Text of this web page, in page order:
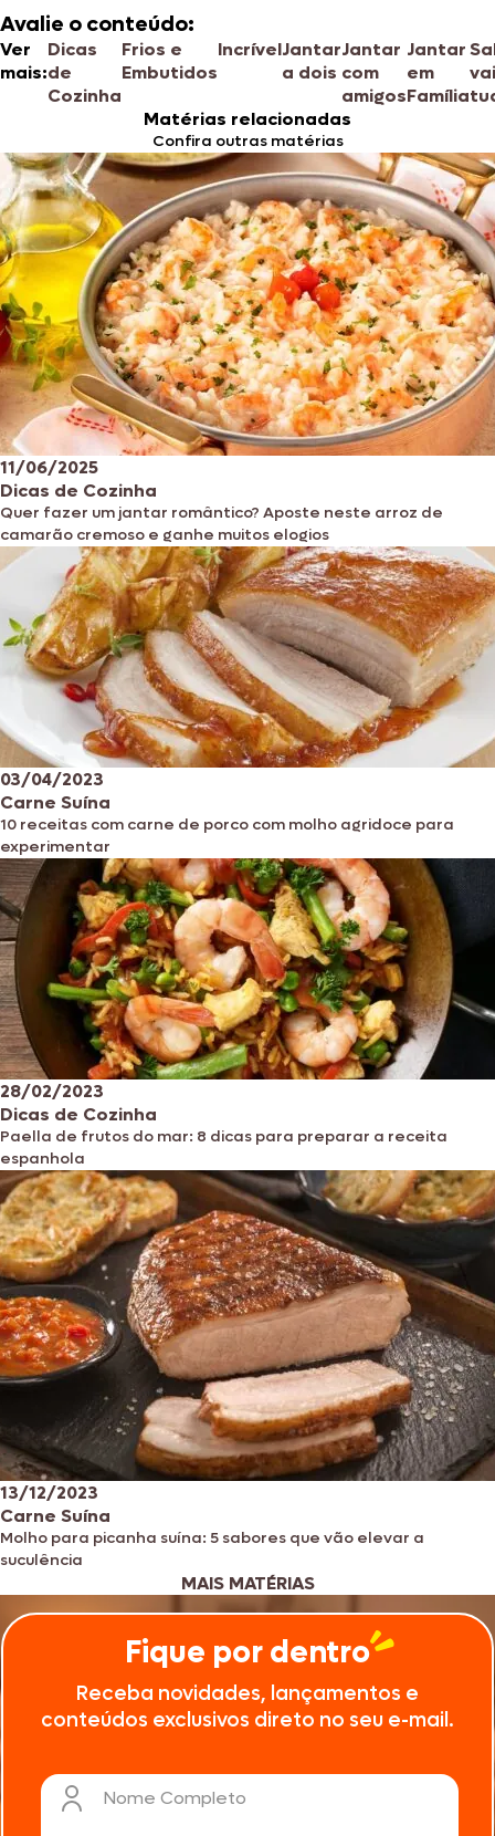
Avalie o conteúdo:
Ver
mais:
Dicas
de
Cozinha
Frios e
Embutidos
IncrívelJantar
a dois
Jantar
com
amigos
Jantar
em
Família
Matérias relacionadas
Confira outras matérias
11/06/2025
Dicas de Cozinha
Quer fazer um jantar romântico? Aposte neste arroz de
camarão cremoso e ganhe muitos elogios
03/04/2023
Carne Suína
10 receitas com carne de porco com molho agridoce para
experimentar
28/02/2023
Dicas de Cozinha
Paella de frutos do mar: 8 dicas para preparar a receita
espanhola
13/12/2023
Carne Suína
Molho para picanha suína: 5 sabores que vão elevar a
suculência
MAIS MATÉRIAS
Fique por dentro
Receba novidades, lançamentos e
conteúdos exclusivos direto no seu e-mail.
Nome Completo